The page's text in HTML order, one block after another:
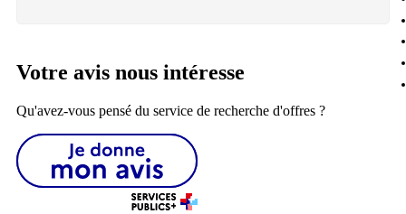
Votre avis nous intéresse
Qu'avez-vous pensé du service de recherche d'offres ?